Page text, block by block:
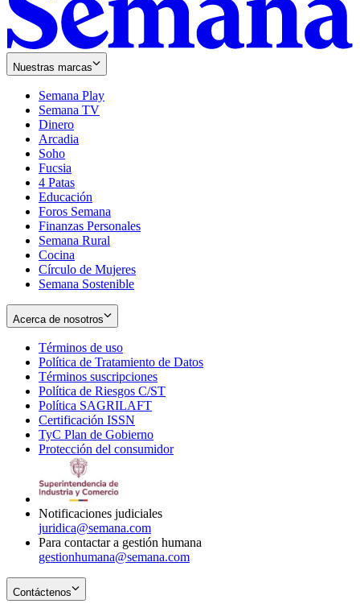
Nuestras marcas
Semana Play
Semana TV
Dinero
Arcadia
Soho
in
new
window
Fucsia
in
new
window
4 Patas
Educación
Foros Semana
Finanzas Personales
Semana Rural
Cocina
Círculo de Mujeres
Semana Sostenible
Acerca de nosotros
Términos de uso
in
new
window
Política de Tratamiento de Datos
Términos suscripciones
in
Política de Riesgos C/ST
Política SAGRILAFT
new
window
Certificación ISSN
in
new
TyC Plan de Gobierno
in
Protección del consumidorOpens
Notificaciones judiciales
juridica@semana.com
Para contactar a gestión humana
gestionhumana@semana.com
Contáctenos